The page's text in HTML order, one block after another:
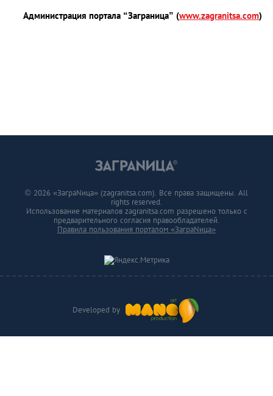
Администрация портала “Заграница” (www.zagranitsa.com)
Developed by
© 2026 «ЗаграNица» (zagranitsa.com). Все права защищены. All
rights reserved.
Использование материалов zagranitsa.com разрешено только с
предварительного согласия правообладателей.
Правила пользования порталом «ЗаграNица»